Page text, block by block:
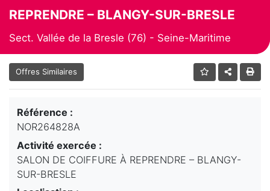
REPRENDRE – BLANGY-SUR-BRESLE
Sect. Vallée de la Bresle (76) - Seine-Maritime
Offres Similaires
Référence :
NOR264828A
Activité exercée :
SALON DE COIFFURE À REPRENDRE – BLANGY-
SUR-BRESLE